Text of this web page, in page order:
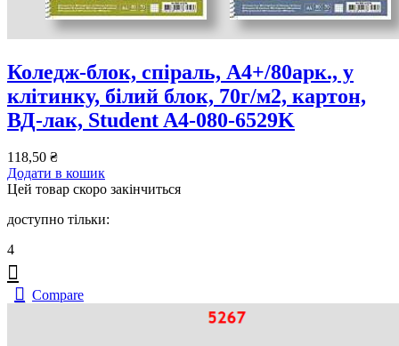
Коледж-блок, спiраль, А4+/80арк., у
клітинку, білий блок, 70г/м2, картон,
ВД-лак, Student A4-080-6529K
118,50 ₴
Додати в кошик
Цей товар скоро закінчиться
доступно тільки:
4
Compare